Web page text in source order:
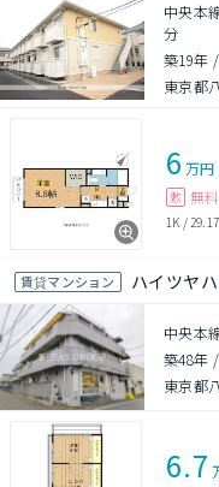
中央本
分
築19年
東京都
6 万円
敷 無料
1K /
賃貸マンション ハイツヤ
中央本
築48年 /
東京都
6.7